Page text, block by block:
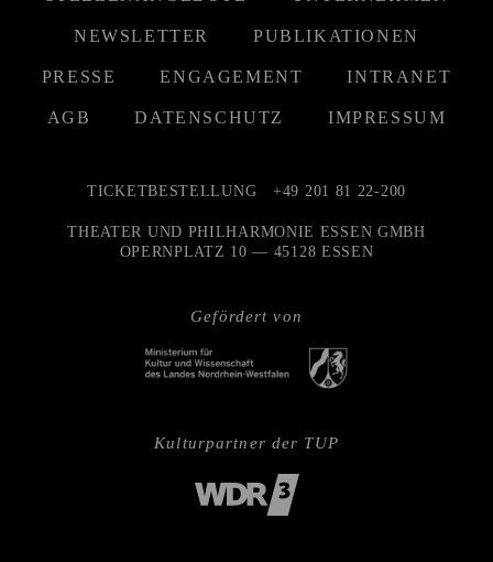
NEWSLETTER PUBLIKATIONEN
PRESSE ENGAGEMENT INTRANET
AGB DATENSCHUTZ IMPRESSUM
Gefördert von
TICKETBESTELLUNG +49 201 81 22-200
THEATER UND PHILHARMONIE ESSEN GMBH
OPERNPLATZ 10 — 45128 ESSEN
Kulturpartner der TUP